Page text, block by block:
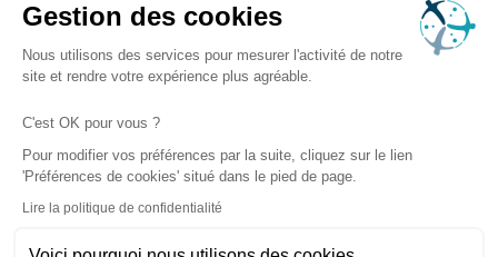
Gestion des cookies
Nous utilisons des services pour mesurer l'activité de notre
site et rendre votre expérience plus agréable.
C'est OK pour vous ?
Pour modifier vos préférences par la suite, cliquez sur le lien
'Préférences de cookies' situé dans le pied de page.
Lire la politique de confidentialité
Devis gratuit
Guide d’achat
Espace presse
Recrutement